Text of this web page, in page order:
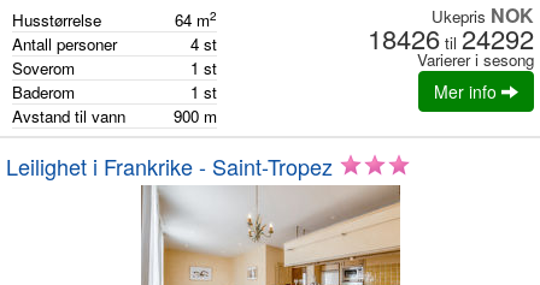
Husstørrelse 64 m2
Antall personer 4 st
Soverom
1 st
Baderom
1 st
Avstand til vann
900 m
Ukepris NOK
18426 til 24292
Varierer i sesong
Mer info
Leilighet i Frankrike - Saint-Tropez